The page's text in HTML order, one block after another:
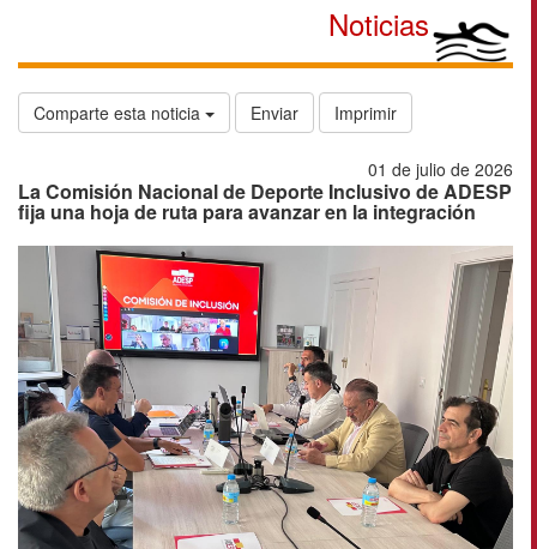
Noticias
Comparte esta noticia Enviar Imprimir
01 de julio de 2026
La Comisión Nacional de Deporte Inclusivo de ADESP
fija una hoja de ruta para avanzar en la integración